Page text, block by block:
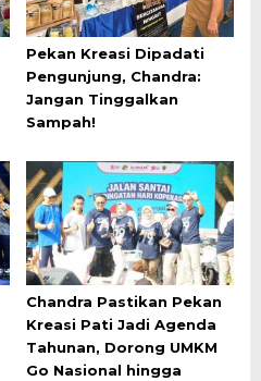
Pekan Kreasi Dipadati
Pengunjung, Chandra:
Jangan Tinggalkan
Sampah!
Chandra Pastikan Pekan
Kreasi Pati Jadi Agenda
Tahunan, Dorong UMKM
Go Nasional hingga